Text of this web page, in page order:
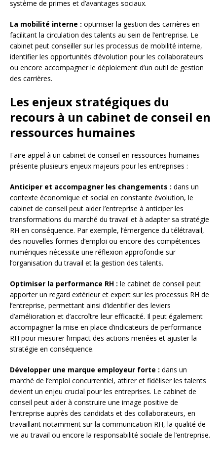
système de primes et d’avantages sociaux.
La mobilité interne : optimiser la gestion des carrières en
facilitant la circulation des talents au sein de l’entreprise. Le
cabinet peut conseiller sur les processus de mobilité interne,
identifier les opportunités d’évolution pour les collaborateurs
ou encore accompagner le déploiement d’un outil de gestion
des carrières.
Les enjeux stratégiques du
recours à un cabinet de conseil en
ressources humaines
Faire appel à un cabinet de conseil en ressources humaines
présente plusieurs enjeux majeurs pour les entreprises :
Anticiper et accompagner les changements : dans un
contexte économique et social en constante évolution, le
cabinet de conseil peut aider l’entreprise à anticiper les
transformations du marché du travail et à adapter sa stratégie
RH en conséquence. Par exemple, l’émergence du télétravail,
des nouvelles formes d’emploi ou encore des compétences
numériques nécessite une réflexion approfondie sur
l’organisation du travail et la gestion des talents.
Optimiser la performance RH : le cabinet de conseil peut
apporter un regard extérieur et expert sur les processus RH de
l’entreprise, permettant ainsi d’identifier des leviers
d’amélioration et d’accroître leur efficacité. Il peut également
accompagner la mise en place d’indicateurs de performance
RH pour mesurer l’impact des actions menées et ajuster la
stratégie en conséquence.
Développer une marque employeur forte : dans un
marché de l’emploi concurrentiel, attirer et fidéliser les talents
devient un enjeu crucial pour les entreprises. Le cabinet de
conseil peut aider à construire une image positive de
l’entreprise auprès des candidats et des collaborateurs, en
travaillant notamment sur la communication RH, la qualité de
vie au travail ou encore la responsabilité sociale de l’entreprise.